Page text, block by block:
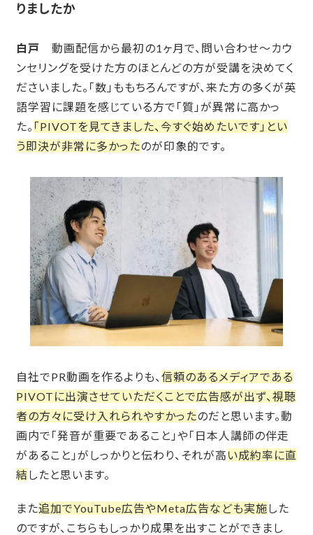
りましたか
白戸
動画配信から最初の1ヶ月で、問い合わせ〜カウ
ンセリングを受けた方のほとんどの方が受講を決めてく
ださいました。「数」ももちろんですが、来た方の多くが英
語学習に課題を感じている方で「質」が異常に高かっ
た。 「PIVOTを見てきました、今すぐ始めたいです」とい
う即決が非常に多かったのが印象的です。
自社でPR動画を作るよりも、 信頼のあるメディアである
PIVOTに出演させていただくことで広告感が出ず、視聴
者の方々に受け入れられやすかったのだと思います。動
画内で「発音が重要であること」や「日本人講師の伴走
があること」がしっかりと伝わり、それが高 い成約率に直
結 したと思います。
また追加でYouTube広告やMeta広告なども実施した
のですが、こちらもしっかり成果を出すことができまし